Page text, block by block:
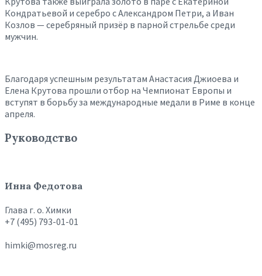
Кондратьевой и серебро с Александром Петри, а Иван
Козлов — серебряный призёр в парной стрельбе среди
мужчин.
Благодаря успешным результатам Анастасия Джиоева и
Елена Крутова прошли отбор на Чемпионат Европы и
вступят в борьбу за международные медали в Риме в конце
апреля.
Руководство
Инна Федотова
Глава г. о. Химки
+7 (495) 793-01-01
himki@mosreg.ru